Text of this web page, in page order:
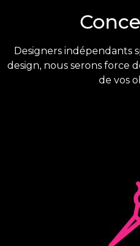
Designers indépendants
design, nous serons force
de vos